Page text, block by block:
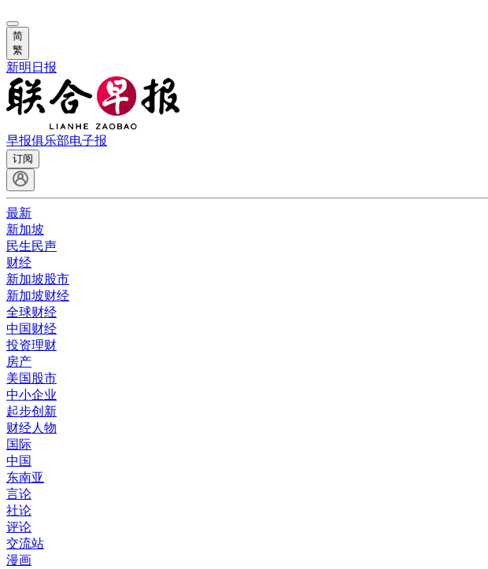
简
繁
新明日报
早报俱乐部电子报
订阅
最新
新加坡
民生民声
财经
新加坡股市
新加坡财经
全球财经
中国财经
投资理财
房产
美国股市
中小企业
起步创新
财经人物
国际
中国
东南亚
言论
社论
评论
交流站
漫画